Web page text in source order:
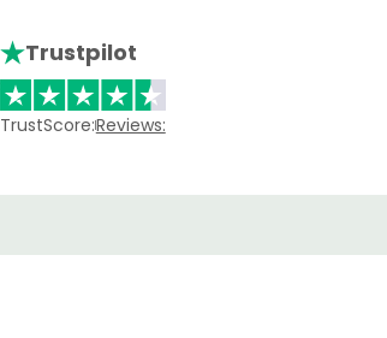
Trustpilot
TrustScore:Reviews: